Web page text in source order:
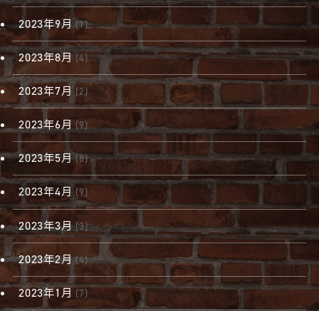
2023年9月(1)
2023年8月(4)
2023年7月(2)
2023年6月(9)
2023年5月(8)
2023年4月(9)
2023年3月(3)
2023年2月(4)
2023年1月 (7)